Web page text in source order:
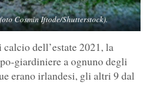
Cosmin Iftode/Shutterstock).
dell’estate 2021, la
giardiniere a ognuno degli
erano irlandesi, gli altri 9 dal